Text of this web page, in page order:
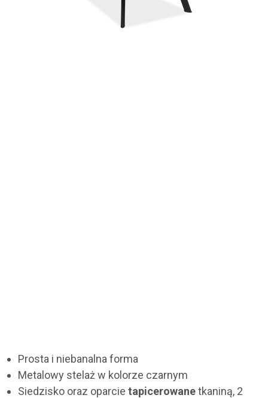
Prosta i niebanalna forma
Metalowy stelaż w kolorze czarnym
Siedzisko oraz oparcie tapicerowanetkaniną, 2